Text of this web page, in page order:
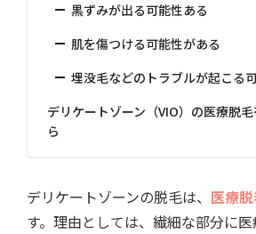
黒ずみが出る可能性ある
肌を傷つける可能性がある
埋没毛などのトラブルが起こる
デリケートゾーン（VIO）の医療脱
ら
デリケートゾーンの脱毛は、 医療
す。理由としては、繊細な部分に